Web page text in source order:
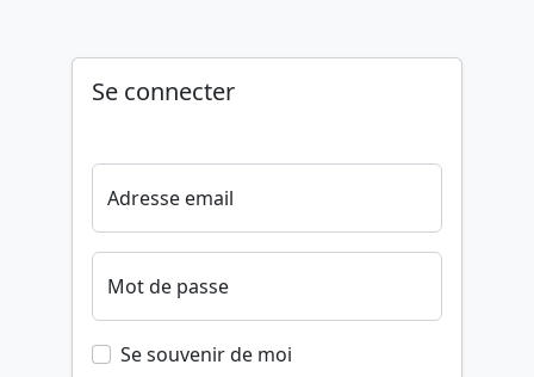
Se connecter
Adresse email
Mot de passe
Se souvenir de moi